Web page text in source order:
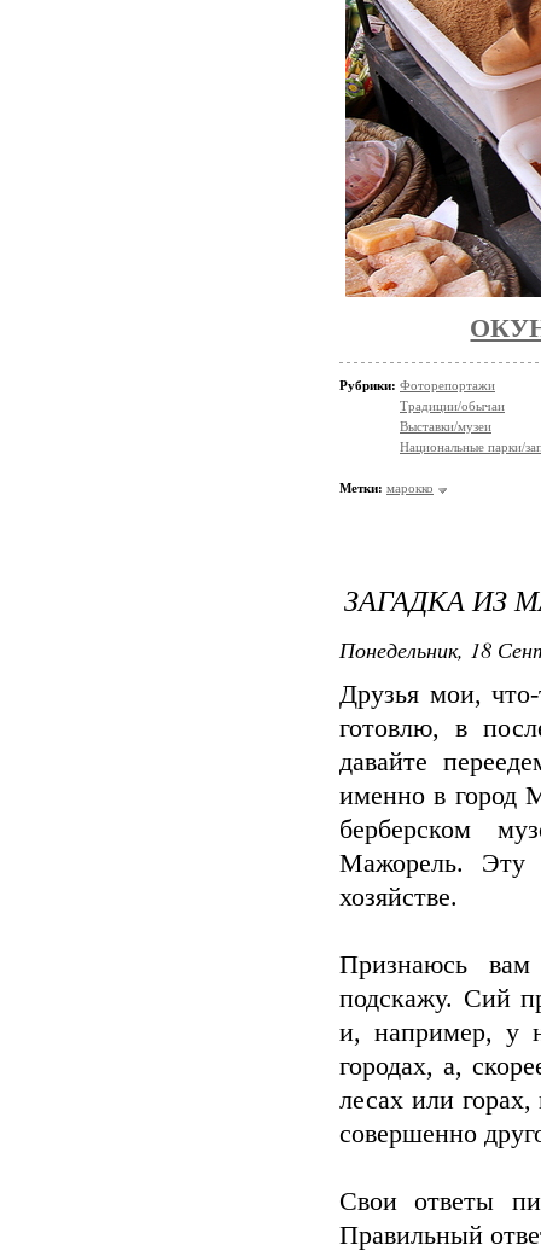
Рубрики: Фоторепортажи
Традиции/обычаи
Выставки/музеи
Национальные парки/
Метки: марокко
ЗАГАДКА ИЗ
Понедельник, 18
Друзья мои,
готовлю, в
давайте
именно в город
берберском
Мажорель. Эту
хозяйстве.
Признаюсь
подскажу. Сий
и, например, у
городах, а,
лесах или
совершенно
Свои ответы
Правильный